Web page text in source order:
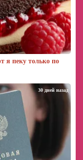
я пеку только по
30 дней назад